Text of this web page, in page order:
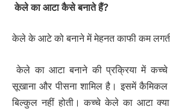
केले का आटा कैसे बनाते हैं?
केले के आटे को बनाने में मेहनत काफी कम
केले का आटा बनाने की प्रक्रिया में कच्‍चे
सूखाना और पीसना शामिल है। इसमें कैमिकल
बिल्कुल नहीं होती। कच्‍चे केले का आटा